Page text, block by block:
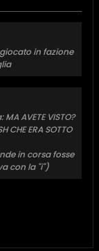
in fazione
AVETE VISTO?
CHE ERA SOTTO
in corsa fosse
con la "i")